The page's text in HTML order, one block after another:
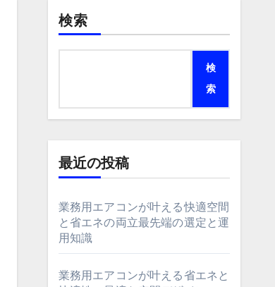
検索
検
索
最近の投稿
業務用エアコンが叶える快適空間
と省エネの両立最先端の選定と運
用知識
業務用エアコンが叶える省エネと